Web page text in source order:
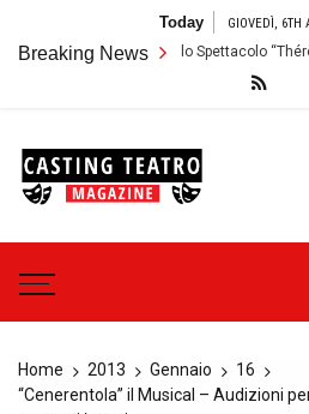
content
Today GIOVEDÌ, 6TH
Breaking News
Audizioni per lo Spettacolo “Thérèse”
teatrali
Home 2013 Gennaio
16
“Cenerentola” il Musical – Audizioni